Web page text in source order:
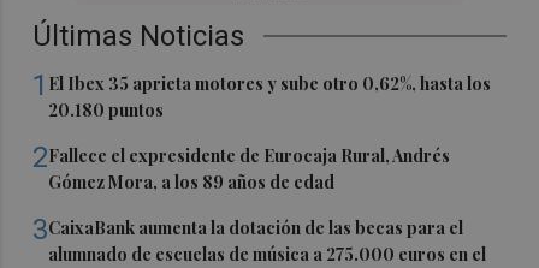
Últimas Noticias
1 El Ibex 35 aprieta motores y sube otro 0,62%, hasta los
20.180 puntos
2Fallece el expresidente de Eurocaja Rural, Andrés
Gómez Mora, a los 89 años de edad
3CaixaBank aumenta la dotación de las becas para el
alumnado de escuelas de música a 275.000 euros en el